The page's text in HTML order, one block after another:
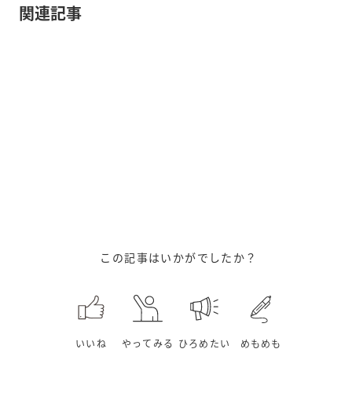
関連記事
この記事はいかがでしたか？
いいね やってみる ひろめたい めもめも